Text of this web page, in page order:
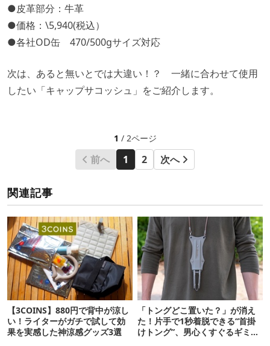
●皮革部分：牛革
●価格：\5,940(税込）
●各社OD缶 470/500gサイズ対応
次は、あると無いとでは大違い！？ 一緒に合わせて使用
したい「キャップサコッシュ」をご紹介します。
1 / 2ページ
前へ 1 2 次へ
関連記事
【3COINS】880円で背中が涼し
い！ライターがガチで試して効
果を実感した神涼感グッズ3選
「トングどこ置いた？」が消え
た！片手で1秒着脱できる“首掛
けトング”、男心くすぐるギミッ